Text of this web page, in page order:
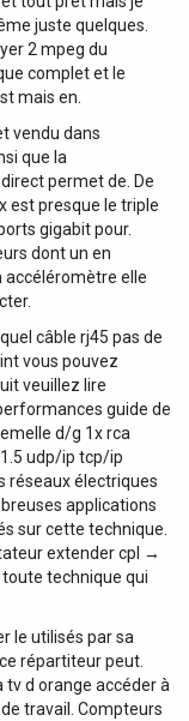
juste quelques.
2 mpeg du
complet et le
mais en.
vendu dans
que la
permet de. De
est presque le triple
gigabit pour.
dont un en
elle
câble rj45 pas de
vous pouvez
veuillez lire
guide de
d/g 1x rca
udp/ip tcp/ip
réseaux électriques
applications
sur cette technique.
extender cpl →
technique qui
le utilisés par sa
répartiteur peut.
tv d orange accéder à
travail. Compteurs